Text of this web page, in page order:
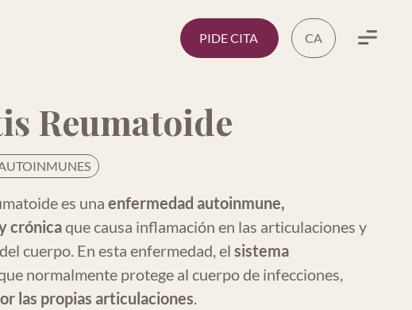
PIDE CITA CA
Menu
Reumatoide
es una enfermedad autoinmune,
crónicaque causa inflamación en las articulaciones y
cuerpo. En esta enfermedad, el sistema
normalmente protege al cuerpo de infecciones,
las propias articulaciones.